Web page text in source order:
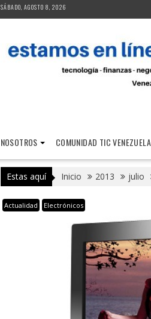
SÁBADO, AGOSTO 8, 2026
NOSOTROS COMUNIDAD TIC VENEZUELA
Estas aquí Inicio 2013 julio
Actualidad Electrónicos